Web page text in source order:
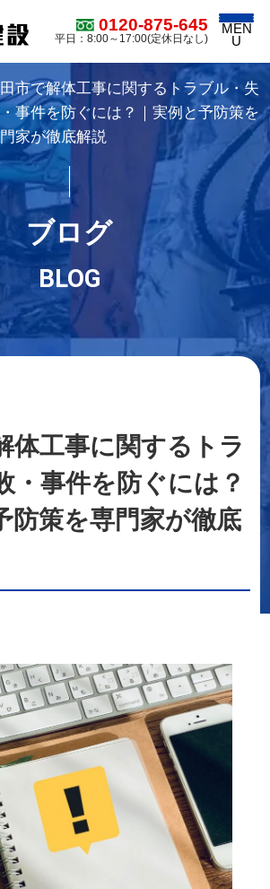
0120-875-645
平日：8:00～17:00(定休日なし)
MEN
U
市で解体工事に関するトラブル・失
事件を防ぐには？｜実例と予防策を
家が徹底解説
ブログ
BLOG
体工事に関するトラ
・事件を防ぐには？
防策を専門家が徹底